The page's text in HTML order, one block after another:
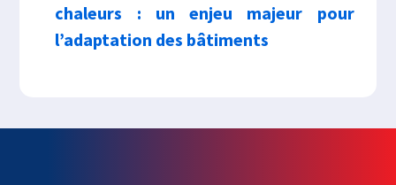
chaleurs : un enjeu majeur pour
l’adaptation des bâtiments